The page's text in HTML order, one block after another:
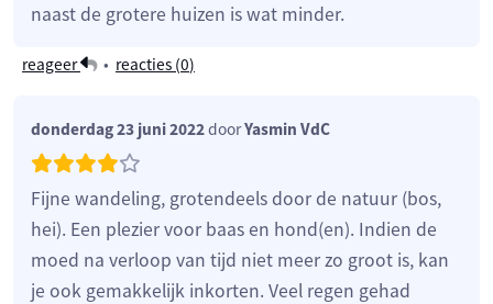
naast de grotere huizen is wat minder.
reageer • reacties (0)
donderdag 23 juni 2022doorYasmin VdC
Fijne wandeling, grotendeels door de natuur (bos,
hei). Een plezier voor baas en hond(en). Indien de
moed na verloop van tijd niet meer zo groot is, kan
je ook gemakkelijk inkorten. Veel regen gehad